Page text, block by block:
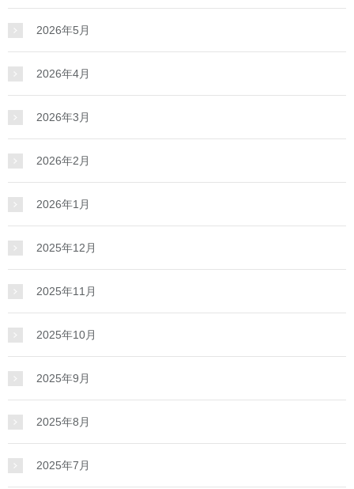
2026年5月
2026年4月
2026年3月
2026年2月
2026年1月
2025年12月
2025年11月
2025年10月
2025年9月
2025年8月
2025年7月